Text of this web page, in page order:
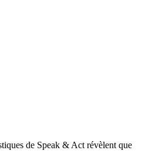
de Speak & Act révèlent que